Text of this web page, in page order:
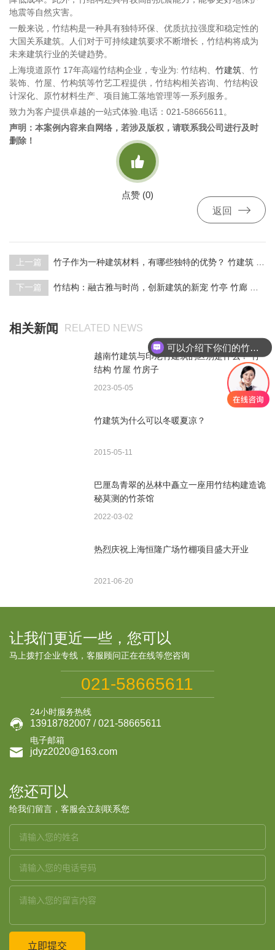
地震等自然灾害。
一般来说，竹结构是一种具有独特环保、优质抗拉强度和稳定性的
大国关系建筑。人们对于可持续建筑要求不断增长，竹结构将成为
未来建筑行业的关键趋势。
上海境道原竹 17年高端竹结构企业，专业为: 竹结构、 竹建筑 、竹
装饰、竹屋、竹构筑等竹艺工程提供，竹结构相关咨询、竹结构设
计深化、原竹材料生产、项目施工落地管理等一系列服务。
致力为客户提供卓越的一站式体验.电话：021-58665611。
声明：本案例内容来自网络，若涉及版权，请联系我公司进行及时
删除！

点赞 (0)
返回

上一篇
下一篇
相关新闻 RELATED NEWS
越南竹建筑与印尼竹建筑的区别是什么？ 竹
结构 竹屋 竹房子
2023-05-05
竹建筑为什么可以冬暖夏凉？
2015-05-11
巴厘岛青翠的丛林中矗立一座用竹结构建造诡
秘莫测的竹茶馆
2022-03-02
热烈庆祝上海恒隆广场竹棚项目盛大开业
2021-06-20
让我们更近一些，您可以
马上拨打企业专线，客服顾问正在在线等您咨询
021-58665611

24小时服务热线
13918782007 / 021-58665611

电子邮箱
jdyz2020@163.com
您还可以
给我们留言，客服会立刻联系您
可以介绍下你们的竹建筑产品么